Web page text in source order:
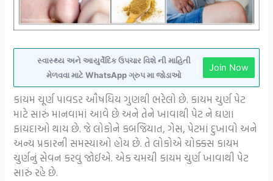
સ્વાસ્થ્ય અને આયુર્વેદિક ઉપચાર વિશે ની માહિતી
મેળવવા માટે WhatsApp ગ્રુપ મા જોડાઓ
Join Now
કાયમ ચૂર્ણ પાવડર ઔષધિય ગુણથી ભરેલો છે. કાયમ ચુર્ણ પેટ
માટે સારું માનવામાં આવે છે અને તેને ખાવાથી પેટ ને ઘણા
ફાયદાઓ થાય છે. જે લોકોને કબજિયાત, ગેસ, પેટમાં દુખાવો અને
અન્ય પ્રકારની સમસ્યાઓ હોય છે. તે લોકોએ ચોક્કસ કાયમ
ચુર્ણનું સેવન કરવું જોઈએ. એક ચમચી કાયમ ચુર્ણ ખાવાથી પેટ
સારું રહે છે.